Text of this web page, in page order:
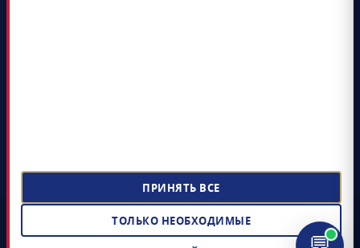
Электронный документооборот, УПД, счёт-фактура
ООО «СОФТЗАЩИТА», 2022 – 2026· Поставка лицензионного
российского ПО и средств защиты информации
ИНН 9704085328 · ОГРН 1217700398805 ·Реквизиты и документы
ПРИНЯТЬ ВСЕ
ТОЛЬКО НЕОБХОДИМЫЕ